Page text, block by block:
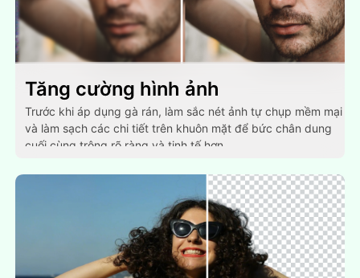
Tăng cường hình ảnh
Trước khi áp dụng gà rán, làm sắc nét ảnh tự chụp mềm mại
và làm sạch các chi tiết trên khuôn mặt để bức chân dung
cuối cùng trông rõ ràng và tinh tế hơn.